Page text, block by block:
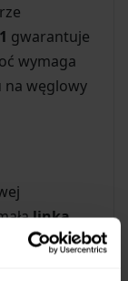
gwarantuje
wymaga
na węglowy
linką
tylko